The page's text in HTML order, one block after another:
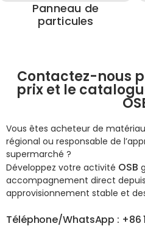
Panneau de
particules
Contactez-nous
prix et le
Vous êtes acheteur de
régional ou responsable de
supermarché ?
Développez votre activité OSB
accompagnement direct depuis
approvisionnement stable et
Téléphone/WhatsApp : +86